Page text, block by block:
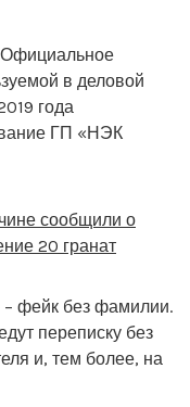
Официальное
в деловой
года
ГП «НЭК
сообщили о
20 гранат
фейк без фамилии.
переписку без
и, тем более, на